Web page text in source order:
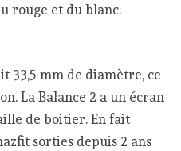
rouge et du blanc.
33,5 mm de diamètre, ce
La Balance 2 a un écran
de boitier. En fait
sorties depuis 2 ans